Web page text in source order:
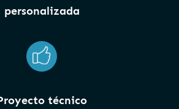
personalizada
técnico